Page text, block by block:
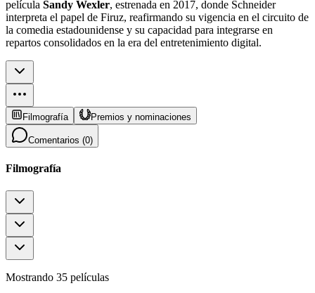
película Sandy Wexler, estrenada en 2017, donde Schneider
interpreta el papel de Firuz, reafirmando su vigencia en el circuito de
la comedia estadounidense y su capacidad para integrarse en
repartos consolidados en la era del entretenimiento digital.
Filmografía Premios y nominaciones
Comentarios (0)
Filmografía
Mostrando 35 películas